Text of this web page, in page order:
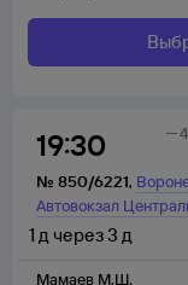
19:30
№ 850/6221,
Автовокзал
Мамаев М.Ш.
1 д через3 д